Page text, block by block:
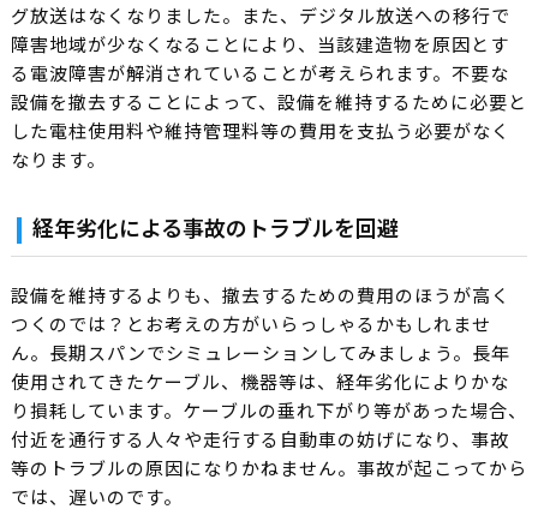
グ放送はなくなりました。また、デジタル放送への移行で
障害地域が少なくなることにより、当該建造物を原因とす
る電波障害が解消されていることが考えられます。不要な
設備を撤去することによって、設備を維持するために必要と
した電柱使用料や維持管理料等の費用を支払う必要がなく
なります。
経年劣化による事故のトラブルを回避
設備を維持するよりも、撤去するための費用のほうが高く
つくのでは？とお考えの方がいらっしゃるかもしれませ
ん。長期スパンでシミュレーションしてみましょう。長年
使用されてきたケーブル、機器等は、経年劣化によりかな
り損耗しています。ケーブルの垂れ下がり等があった場合、
付近を通行する人々や走行する自動車の妨げになり、事故
等のトラブルの原因になりかねません。事故が起こってから
では、遅いのです。